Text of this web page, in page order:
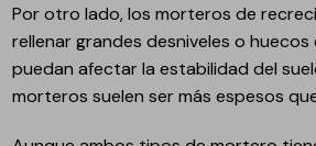
Por otro lado, los morteros de
rellenar grandes desniveles o
puedan afectar la estabilidad del
morteros suelen ser más espesos